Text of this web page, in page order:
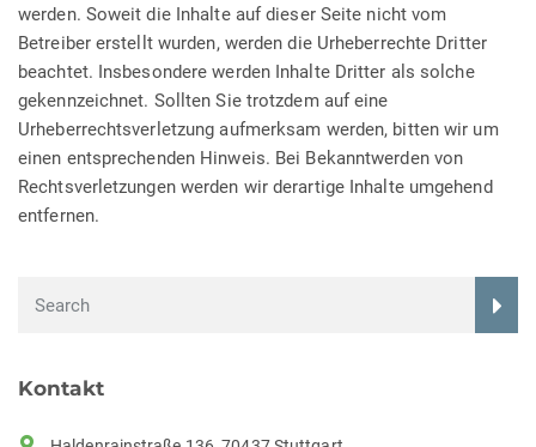
werden. Soweit die Inhalte auf dieser Seite nicht vom
Betreiber erstellt wurden, werden die Urheberrechte Dritter
beachtet. Insbesondere werden Inhalte Dritter als solche
gekennzeichnet. Sollten Sie trotzdem auf eine
Urheberrechtsverletzung aufmerksam werden, bitten wir um
einen entsprechenden Hinweis. Bei Bekanntwerden von
Rechtsverletzungen werden wir derartige Inhalte umgehend
entfernen.
Kontakt